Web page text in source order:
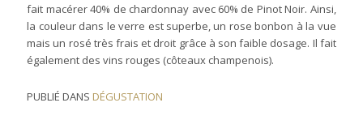
fait macérer 40% de chardonnay avec 60% de Pinot Noir. Ainsi,
la couleur dans le verre est superbe, un rose bonbon à la vue
mais un rosé très frais et droit grâce à son faible dosage. Il fait
également des vins rouges (côteaux champenois).
PUBLIÉ DANS DÉGUSTATION